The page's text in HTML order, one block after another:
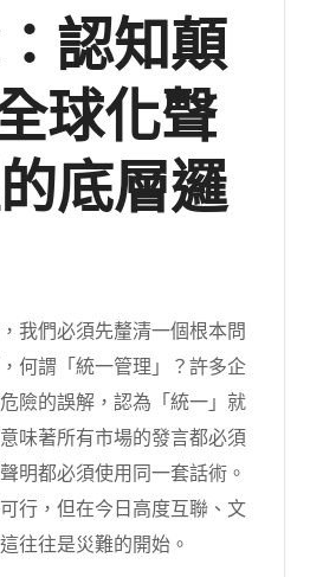
認知顛
球化聲
底層邏
我們必須先釐清一個根本問
何謂「統一管理」？許多企
險的誤解，認為「統一」就
味著所有市場的發言都必須
明都必須使用同一套話術。
行，但在今日高度互聯、文
往往是災難的開始。